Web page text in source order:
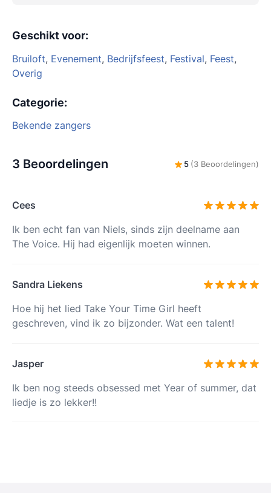
Geschikt voor:
Bruiloft, Evenement, Bedrijfsfeest, Festival, Feest,
Overig
Categorie:
Bekende zangers
3 Beoordelingen 5 (3 Beoordelingen)
Cees
Ik ben echt fan van Niels, sinds zijn deelname aan
The Voice. Hij had eigenlijk moeten winnen.
Sandra Liekens
Hoe hij het lied Take Your Time Girl heeft
geschreven, vind ik zo bijzonder. Wat een talent!
Jasper
Ik ben nog steeds obsessed met Year of summer, dat
liedje is zo lekker!!